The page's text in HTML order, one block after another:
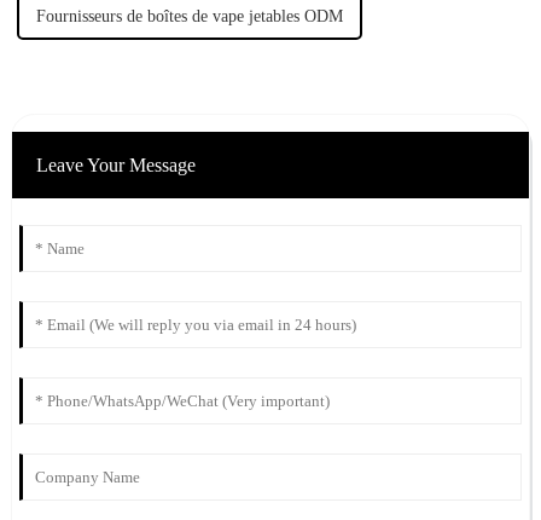
Fournisseurs de boîtes de vape jetables ODM
Leave Your Message